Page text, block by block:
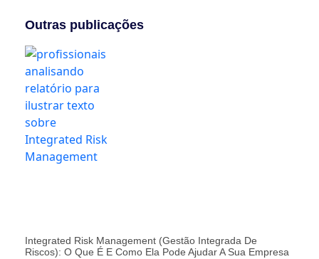
Outras publicações
Integrated Risk Management (Gestão Integrada De
Riscos): O Que É E Como Ela Pode Ajudar A Sua Empresa